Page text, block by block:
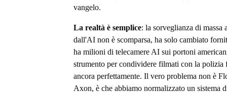
vangelo.
La realtà è semplice: la sorveglianza di massa
dall'AI non è scomparsa, ha solo cambiato
ha milioni di telecamere AI sui portoni
strumento per condividere filmati con la polizia
ancora perfettamente. Il vero problema non è
Axon, è che abbiamo normalizzato un sistema